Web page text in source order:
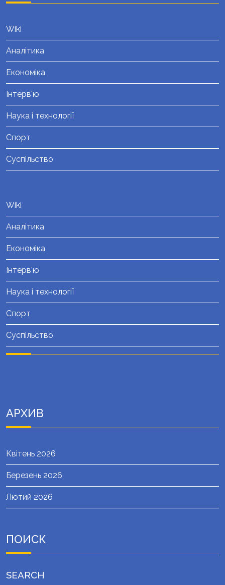
Wiki
Аналітика
Економіка
Інтерв'ю
Наука і технології
Спорт
Суспільство
Wiki
Аналітика
Економіка
Інтерв'ю
Наука і технології
Спорт
Суспільство
АРХИВ
Квітень 2026
Березень 2026
Лютий 2026
ПОИСК
SEARCH